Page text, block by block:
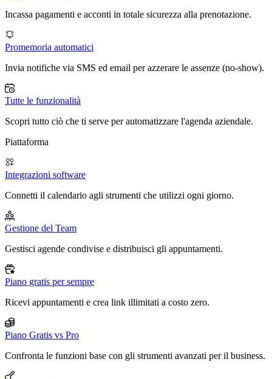
Incassa pagamenti e acconti in totale sicurezza alla prenotazione.
Promemoria automatici
Invia notifiche via SMS ed email per azzerare le assenze (no-show).
Tutte le funzionalità
Scopri tutto ciò che ti serve per automatizzare l'agenda aziendale.
Piattaforma
Integrazioni software
Connetti il calendario agli strumenti che utilizzi ogni giorno.
Gestione del Team
Gestisci agende condivise e distribuisci gli appuntamenti.
Piano gratis per sempre
Ricevi appuntamenti e crea link illimitati a costo zero.
Piano Gratis vs Pro
Confronta le funzioni base con gli strumenti avanzati per il business.